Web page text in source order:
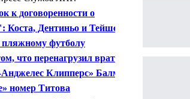
к договоренности о
Дроздом в Москве
Дентиньо и Тейшейра
пляжному футболу
что перенагрузил вратаря
Клипперс» Балмеру
номер Титова